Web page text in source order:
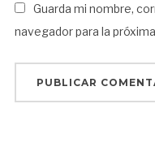
Guarda mi nombre,
navegador para la